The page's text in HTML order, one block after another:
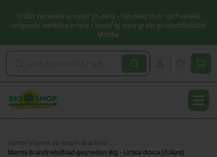
Gratis verzending vanaf 50 euro • Vandaag voor 13u besteld,
volgende werkdag in huis • Vanaf 25 euro gratis product Nutribel
Matcha
Home Warme en koude dranken
Marma Brandnetelblad gesneden 1kg - Urtica dioica (folium)